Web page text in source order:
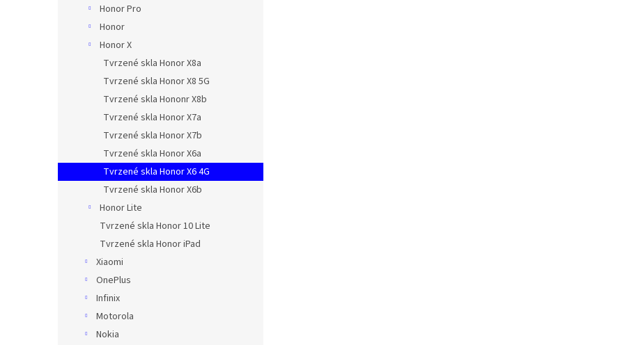
Honor Pro
Honor
Honor X
Tvrzené skla Honor X8a
Tvrzené skla Honor X8 5G
Tvrzené skla Hononr X8b
Tvrzené skla Honor X7a
Tvrzené skla Honor X7b
Tvrzené skla Honor X6a
Tvrzené skla Honor X6 4G
Tvrzené skla Honor X6b
Honor Lite
Tvrzené skla Honor 10 Lite
Tvrzené skla Honor iPad
Xiaomi
OnePlus
Infinix
Motorola
Nokia